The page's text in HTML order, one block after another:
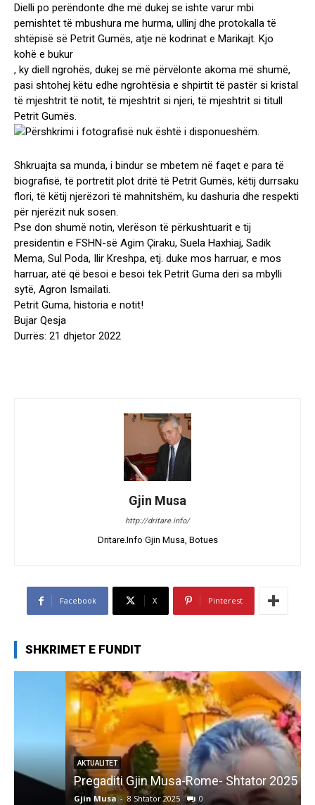
Dielli po perëndonte dhe më dukej se ishte varur mbi
pemishtet të mbushura me hurma, ullinj dhe protokalla të
shtëpisë së Petrit Gumës, atje në kodrinat e Marikajt. Kjo
kohë e bukur
, ky diell ngrohës, dukej se më përvëlonte akoma më shumë,
pasi shtohej këtu edhe ngrohtësia e shpirtit të pastër si kristal
të mjeshtrit të notit, të mjeshtrit si njeri, të mjeshtrit si titull
Petrit Gumës.
Shkruajta sa munda, i bindur se mbetem në faqet e para të
biografisë, të portretit plot dritë të Petrit Gumës, këtij durrsaku
flori, të këtij njerëzori të mahnitshëm, ku dashuria dhe respekti
për njerëzit nuk sosen.
Pse don shumë notin, vlerëson të përkushtuarit e tij
presidentin e FSHN-së Agim Çiraku, Suela Haxhiaj, Sadik
Mema, Sul Poda, Ilir Kreshpa, etj. duke mos harruar, e mos
harruar, atë që besoi e besoi tek Petrit Guma deri sa mbylli
sytë, Agron Ismailati.
Petrit Guma, historia e notit!
Bujar Qesja
Durrës: 21 dhjetor 2022
Gjin Musa
http://dritare.info/
Dritare.Info Gjin Musa, Botues
Facebook X Pinterest
SHKRIMET E FUNDIT
Pregaditi Gjin Musa-Rome- Shtator 2025
8 Shtator 2025 0